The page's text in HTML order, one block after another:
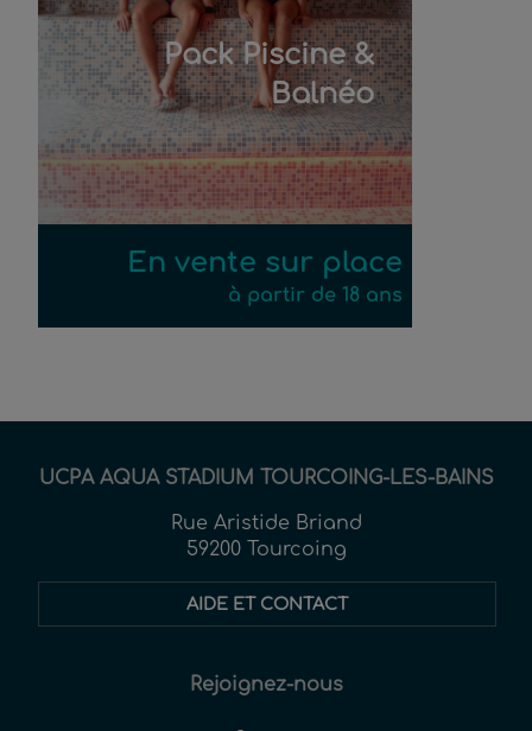
Pack Piscine &
Balnéo
En vente sur place
à partir de 18 ans
UCPA AQUA STADIUM TOURCOING-LES-BAINS
Rue Aristide Briand
59200 Tourcoing
AIDE ET CONTACT
Rejoignez-nous